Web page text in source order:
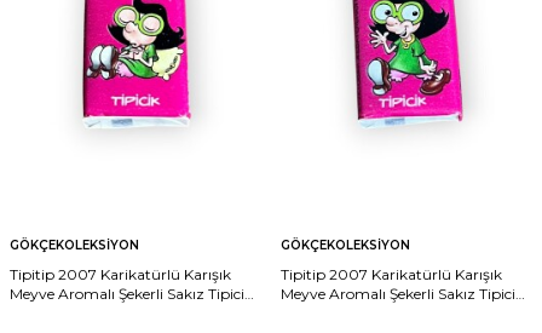
GÖKÇEKOLEKSIYON
Tipitip 2007 Karikatürlü Karışık
Meyve Aromalı Şekerli Sakız Tipicik (
GÖKÇEKOLEKSIYON
Tipitip 2007 Karikatürlü Karışık
Meyve Aromalı Şekerli Sakız Tipicik (